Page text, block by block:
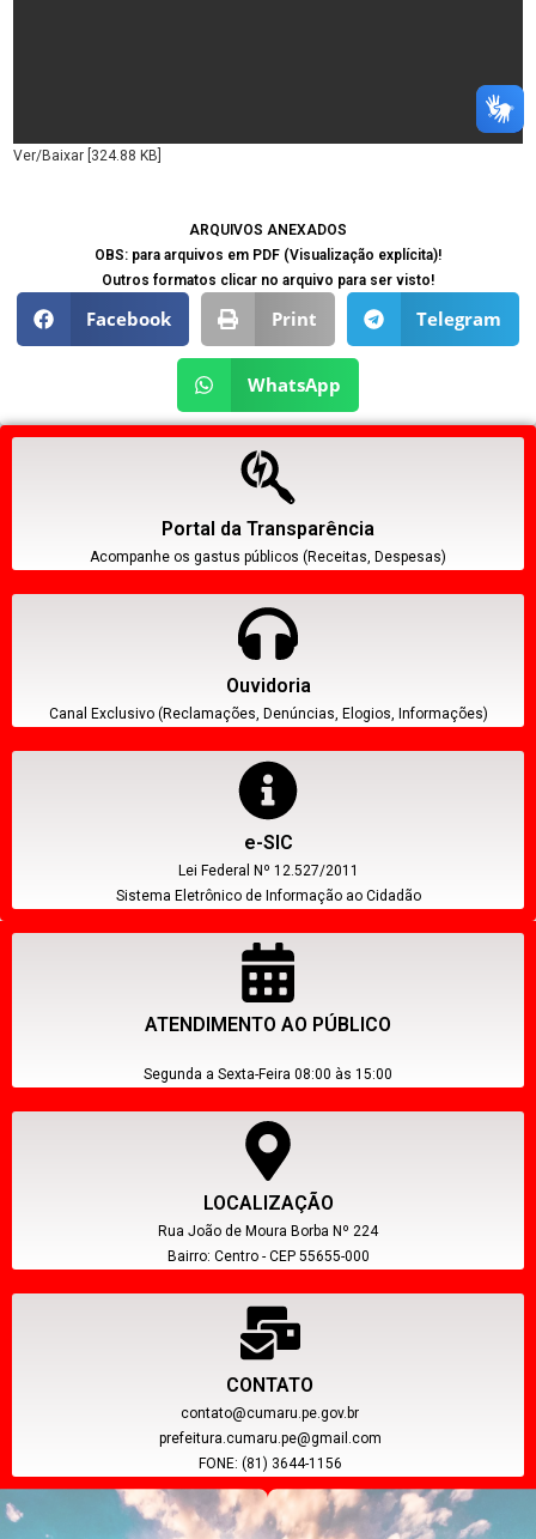
Ver/Baixar [324.88 KB]
ARQUIVOS ANEXADOS
OBS: para arquivos em PDF (Visualização explícita)!
Outros formatos clicar no arquivo para ser visto!
Facebook Print Telegram
WhatsApp
Portal da Transparência
Acompanhe os gastus públicos (Receitas, Despesas)
Ouvidoria
Canal Exclusivo (Reclamações, Denúncias, Elogios, Informações)
e-SIC
Lei Federal Nº 12.527/2011
Sistema Eletrônico de Informação ao Cidadão
ATENDIMENTO AO PÚBLICO
Segunda a Sexta-Feira 08:00 às 15:00
LOCALIZAÇÃO
Rua João de Moura Borba Nº 224
Bairro: Centro - CEP 55655-000
CONTATO
contato@cumaru.pe.gov.br
prefeitura.cumaru.pe@gmail.com
FONE: (81) 3644-1156